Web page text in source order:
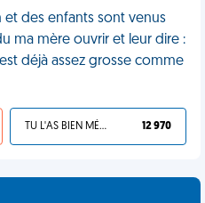
des enfants sont venus
ma mère ouvrir et leur dire :
déjà assez grosse comme
TU L'AS BIEN MÉRITÉ 12 970